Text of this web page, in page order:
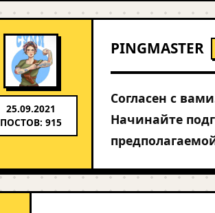
25.09.2021
ПОСТОВ: 915
PINGMASTER
Согласен с
Начинайте